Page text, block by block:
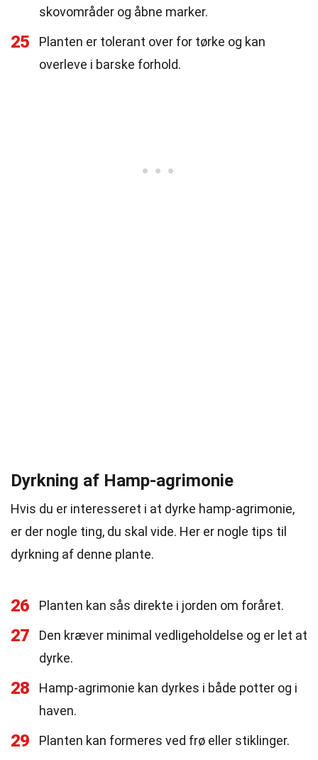
skovområder og åbne marker.
25
Planten er tolerant over for tørke og kan
overleve i barske forhold.
Dyrkning af Hamp-agrimonie
Hvis du er interesseret i at dyrke hamp-agrimonie,
er der nogle ting, du skal vide. Her er nogle tips til
dyrkning af denne plante.
26 Planten kan sås direkte i jorden om foråret.
27
Den kræver minimal vedligeholdelse og er let at
dyrke.
28
Hamp-agrimonie kan dyrkes i både potter og i
haven.
29 Planten kan formeres ved frø eller stiklinger.